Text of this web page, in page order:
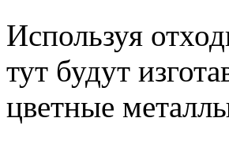
Используя
тут будут
цветные